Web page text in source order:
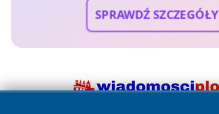
SPRAWDŹ SZCZEGÓŁY